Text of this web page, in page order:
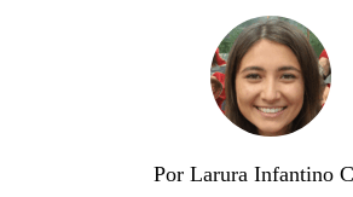
Por Larura Infantino